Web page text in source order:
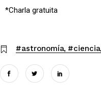
*Charla gratuita
#astronomía #ciencia